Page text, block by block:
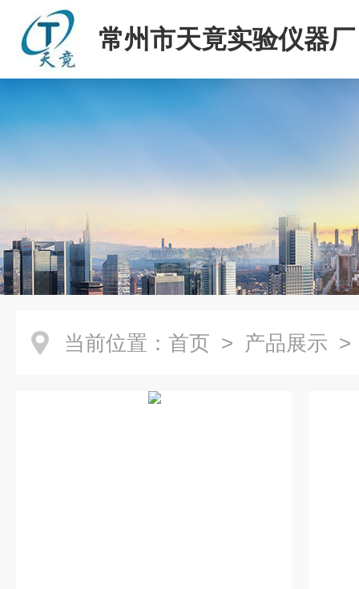
常州市天竟实验仪器厂
当前位置： 首页 > 产品展示